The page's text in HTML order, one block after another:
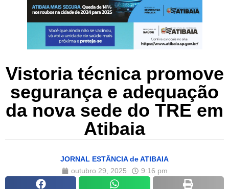
Vistoria técnica promove
segurança e adequação
da nova sede do TRE em
Atibaia
JORNAL ESTÂNCIA de ATIBAIA
outubro 29, 2025
9:16 pm